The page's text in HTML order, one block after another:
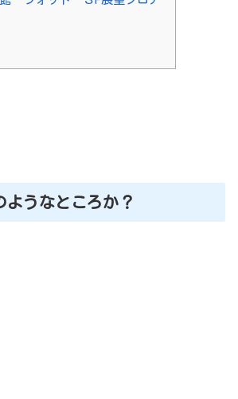
ようなところか？